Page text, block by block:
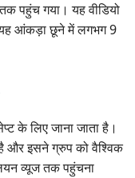
पहुंच गया। यह वीडियो
यह आंकड़ा छूने में लगभग 9
के लिए जाना जाता है।
इसने ग्रुप को वैश्विक
व्यूज तक पहुंचना